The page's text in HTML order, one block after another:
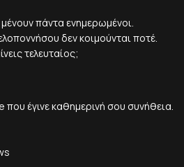
πάντα ενημερωμένοι.
δεν κοιμούνται ποτέ.
τελευταίος;
έγινε καθημερινή σου συνήθεια.